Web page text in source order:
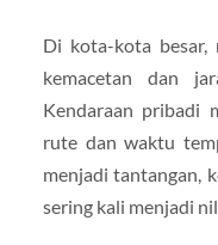
Di kota-kota besar,
kemacetan dan
Kendaraan pribadi
rute dan waktu
menjadi tantangan,
sering kali menjadi